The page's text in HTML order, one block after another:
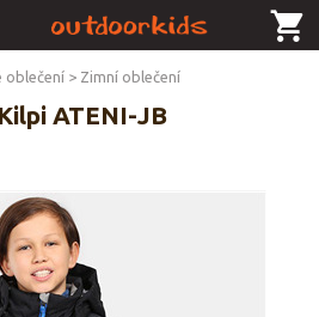
oblečení > Zimní oblečení
ATENI-JB